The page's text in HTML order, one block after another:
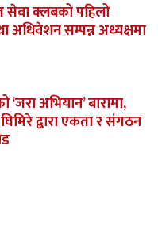
क्लबको पहिलो
अधिवेशन सम्पन्न अध्यक्षमा
अभियान’ बारामा,
घिमिरे द्वारा एकता र संगठन